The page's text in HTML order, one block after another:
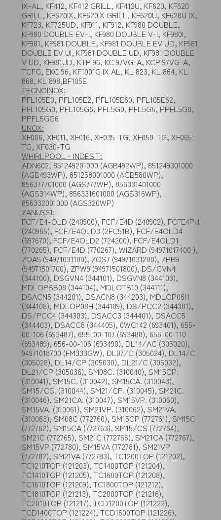
IX-AL, KF412, KF412 GRILL, KF412U, KF620, KF620
GRILL, KF620IX, KF620IX GRILL, KF620U, KF620U IX,
KF723, KF725UD, KF911, KF912, KF980 DOUBLE,
KF980 DOUBLE EV-I, KF980 DOUBLE V-I, KF980I,
KF981, KF981 DOUBLE, KF981 DOUBLE EV UD, KF981
DOUBLE EV UI, KF981 DOUBLE UD, KF981 DOUBLE
V UD, KF981UD, KTP 96, KC 97VG-A, KCP 97VG-A,
TCFG, EKC 96, KF1001G IX AL, KL 823, KL 864, KL
868, KL 898,BF105E
TECNOINOX:
PFL105E0, PFL105E2, PFL105E60, PFL105E62,
PFL105G0, PFL105G6, PFL5G0, PFL5G6, PPFL5G0,
PPFL5GG6
UNOX:
XF006, XF011, XF016, XF035-TG, XF050-TG, XF065-
TG, XF030-TG
WHIRLPOOL - INDESIT:
ADN602, 851249201000 (AGB492WP), 851249301000
(AGB493WP), 851258001000 (AGB580WP),
856377701000 (AGS777WP), 856331401000
(AGS314WP), 856331601000 (AGS316WP),
856332001000 (AGS320WP)
ZANUSSI:
FCF/E4-OLD (240900), FCF/E4D (240902), FCFE4PH
(240965), FCF/E4OLD3 (2FC51B), FCF/E4OLD4
(697670), FCF/E4OLD2 (724200), FCF/E4OLD1
(770265), FCF/E4D (770267), WIZARD (94971017400 ),
ZOA5 (94971031100), ZOS7 (94971031200), ZPB9
(94971501700), ZPW9 (94971501800), DS/GVN4
(344100), DSGVN4 (344101), DSGVN8 (344103),
MDLOPBB08 (344104), MDLOTB10 (344111),
DSACN5 (344201), DSACN8 (344203), MDLOP06H
(344108), MDLOP08H (344109), DS/PCC2 (344301),
DS/PCC4 (344303), DSACC3 (344401), DSACC5
(344403), DSACC8 (344405), 0WC142 (693401), 655-
00-106 (693487), 655-00-107 (693488), 655-00-110
(693489), 656-00-106 (693490), DL14/AC (305020),
94971018700 (FM333GW), DL07/C (305024), DL14/C
(305028), DL14/CP (305030), DL21/C (305032),
DL21/CP (305036), SM08C. (310040), SM15CP.
(310041), SM15C. (310042), SM15CA. (310043),
SM15/CS. (310044), SM21/CP. (310045), SM21C.
(310046), SM21CA. (310047), SM15VP. (310060),
SM15VA. (310061), SM21VP. (310062), SM21VA.
(310063), SM08C (772760), SM15CP (772761), SM15C
(772762), SM15CA (772763), SM15/CS (772764),
SM21C (772765), SM21C (772766), SM21CA (772767),
SM15VP (772780), SM15VA (772781), SM21VP
(772782), SM21VA (772783), TC1200TOP (121202),
TC1210TOP (121203), TC1400TOP (121204),
TC1410TOP (121205), TC1600TOP (121208),
TC1610TOP (121209), TC1800TOP (121212),
TC1810TOP (121213), TC2000TOP (121216),
TC2010TOP (121217), TCD1200TOP (121222),
TCD1400TOP (121224), TCD1600TOP (121226),